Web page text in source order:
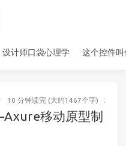
设计师口袋心理学 这个控件叫
10 分钟读完 (大约1467个字) 239
移动原型制